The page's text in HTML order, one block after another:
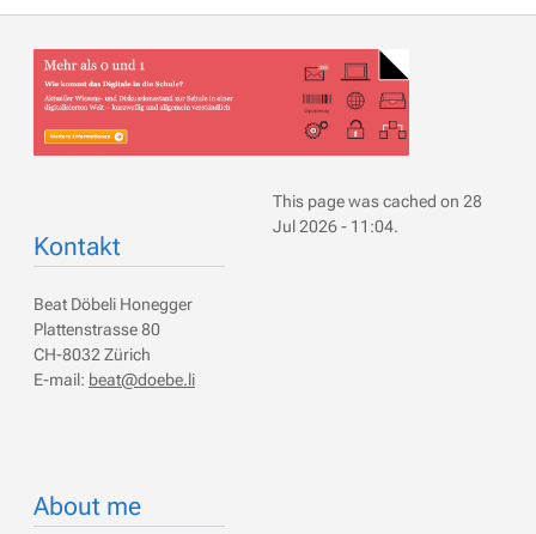
Kontakt
Beat Döbeli Honegger
Plattenstrasse 80
CH-8032 Zürich
E-mail: beat@doebe.li
About me
This page was cached on 28
Jul 2026 - 11:04.